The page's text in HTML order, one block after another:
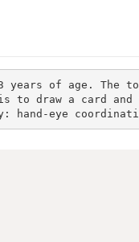
years of age.
draw a card
hand-eye